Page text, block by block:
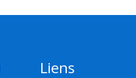
Liens